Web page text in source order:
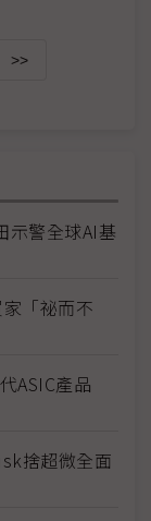
>>
示警全球AI基
「祕而不
ASIC產品
捨超微全面